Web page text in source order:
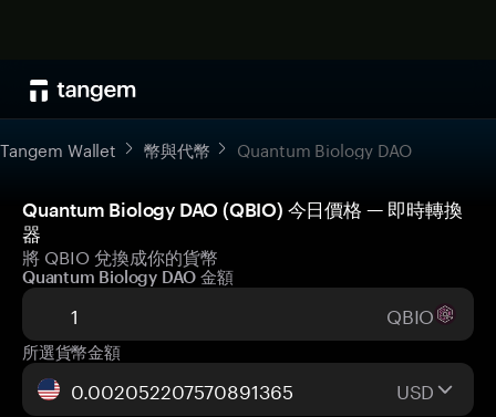
Tangem Wallet 幣與代幣 Quantum Biology DAO
Quantum Biology DAO (QBIO) 今日價格 — 即時轉換
器
將 QBIO 兌換成你的貨幣
Quantum Biology DAO 金額
QBIO
所選貨幣金額
USD